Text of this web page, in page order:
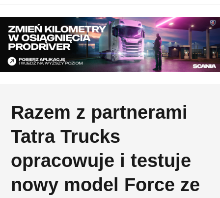
Razem z partnerami
Tatra Trucks
opracowuje i testuje
nowy model Force ze